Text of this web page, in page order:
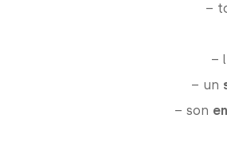
–
–
– un
– son